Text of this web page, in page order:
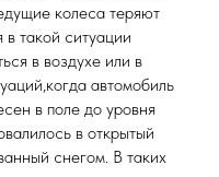
колеса теряют
в такой ситуации
в воздухе или в
автомобиль
в поле до уровня
в открытый
снегом. В таких